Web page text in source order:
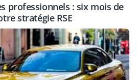
professionnels : six mois de
stratégie RSE